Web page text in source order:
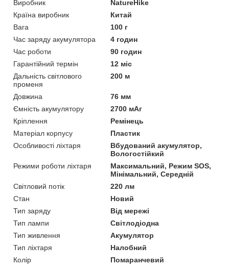
Виробник
NatureHike
Країна виробник
Китай
Вага
100 г
Час заряду акумулятора
4 годин
Час роботи
90 годин
Гарантійний термін
12 міс
Дальність світлового
променя
200 м
Довжина
76 мм
Ємність акумулятору
2700 мАг
Кріплення
Ремінець
Матеріал корпусу
Пластик
Особливості ліхтаря
Вбудований акумулятор,
Вологостійкий
Режими роботи ліхтаря
Максимальний, Режим SOS,
Мінімальний, Середній
Світловий потік
220 лм
Стан
Новий
Тип заряду
Від мережі
Тип лампи
Світлодіодна
Тип живлення
Акумулятор
Тип ліхтаря
Налобний
Колір
Помаранчевий